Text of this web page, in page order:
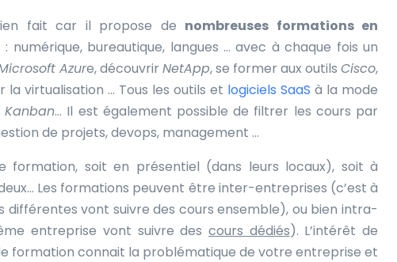
fait car il propose de nombreuses formations en
numérique, bureautique, langues … avec à chaque fois un
Azure, découvrir NetApp, se former aux outils Cisco,
virtualisation … Tous les outils et logiciels SaaS à la mode
Kanban… Il est également possible de filtrer les cours par
de projets, devops, management …
formation, soit en présentiel (dans leurs locaux), soit à
Les formations peuvent être inter-entreprises (c’est à
différentes vont suivre des cours ensemble), ou bien intra-
entreprise vont suivre des cours dédiés). L’intérêt de
formation connait la problématique de votre entreprise et